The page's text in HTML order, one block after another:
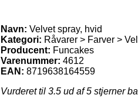
Navn: Velvet spray, hvid
Kategori: Råvarer > Farver >
Producent: Funcakes
Varenummer: 4612
EAN: 8719638164559
Vurderet til 3.5 ud af 5 stjerner